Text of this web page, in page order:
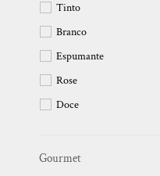
Tinto
Branco
Espumante
Rose
Doce
Gourmet